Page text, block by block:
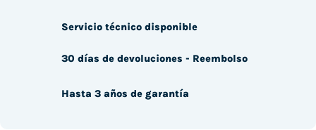
Servicio técnico disponible
30 días de devoluciones - Reembolso
Hasta 3 años de garantía